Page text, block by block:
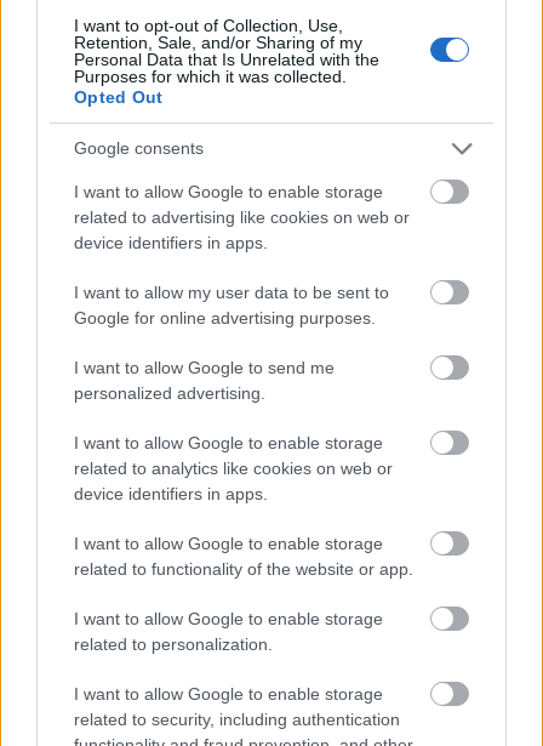
I want to opt-out of Collection, Use,
Retention, Sale, and/or Sharing of my
Personal Data that Is Unrelated with the
Purposes for which it was collected.
Opted Out
Google consents
I want to allow Google to enable storage
related to advertising like cookies on web or
device identifiers in apps.
I want to allow my user data to be sent to
Google for online advertising purposes.
I want to allow Google to send me
personalized advertising.
I want to allow Google to enable storage
related to analytics like cookies on web or
device identifiers in apps.
I want to allow Google to enable storage
related to functionality of the website or app.
I want to allow Google to enable storage
related to personalization.
I want to allow Google to enable storage
related to security, including authentication
állam
ELEMZÉSEK 2026. júl. 22.
Vagyonvisszaszerzés: amikor a pénz
gyorsabban fut, mint a jog